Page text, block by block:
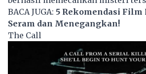
BACA JUGA: 5 Rekomendasi
Seram dan Menegangkan!
The Call